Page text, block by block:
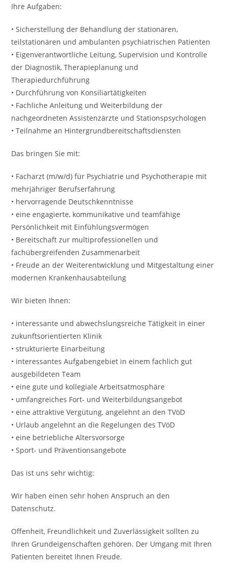
Ihre Aufgaben:
• Sicherstellung der Behandlung der stationären,
teilstationären und ambulanten psychiatrischen Patienten
• Eigenverantwortliche Leitung, Supervision und Kontrolle
der Diagnostik, Therapieplanung und
Therapiedurchführung
• Durchführung von Konsiliartätigkeiten
• Fachliche Anleitung und Weiterbildung der
nachgeordneten Assistenzärzte und Stationspsychologen
• Teilnahme an Hintergrundbereitschaftsdiensten
Das bringen Sie mit:
• Facharzt (m/w/d) für Psychiatrie und Psychotherapie mit
mehrjähriger Berufserfahrung
• hervorragende Deutschkenntnisse
• eine engagierte, kommunikative und teamfähige
Persönlichkeit mit Einfühlungsvermögen
• Bereitschaft zur multiprofessionellen und
fachübergreifenden Zusammenarbeit
• Freude an der Weiterentwicklung und Mitgestaltung einer
modernen Krankenhausabteilung
Wir bieten Ihnen:
• interessante und abwechslungsreiche Tätigkeit in einer
zukunftsorientierten Klinik
• strukturierte Einarbeitung
• interessantes Aufgabengebiet in einem fachlich gut
ausgebildeten Team
• eine gute und kollegiale Arbeitsatmosphäre
• umfangreiches Fort- und Weiterbildungsangebot
• eine attraktive Vergütung, angelehnt an den TVöD
• Urlaub angelehnt an die Regelungen des TVöD
• eine betriebliche Altersvorsorge
• Sport- und Präventionsangebote
Das ist uns sehr wichtig:
Wir haben einen sehr hohen Anspruch an den
Datenschutz.
Offenheit, Freundlichkeit und Zuverlässigkeit sollten zu
Ihren Grundeigenschaften gehören. Der Umgang mit Ihren
Patienten bereitet Ihnen Freude.